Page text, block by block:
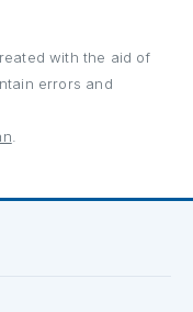
with the aid of
errors and